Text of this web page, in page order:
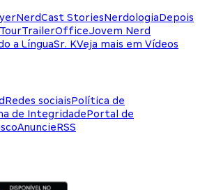
NerdCast StoriesNerdologiaDepois
TrailerOfficeJovem Nerd
a LínguaSr. KVeja mais em Vídeos
Redes sociaisPolítica de
de IntegridadePortal de
AnuncieRSS